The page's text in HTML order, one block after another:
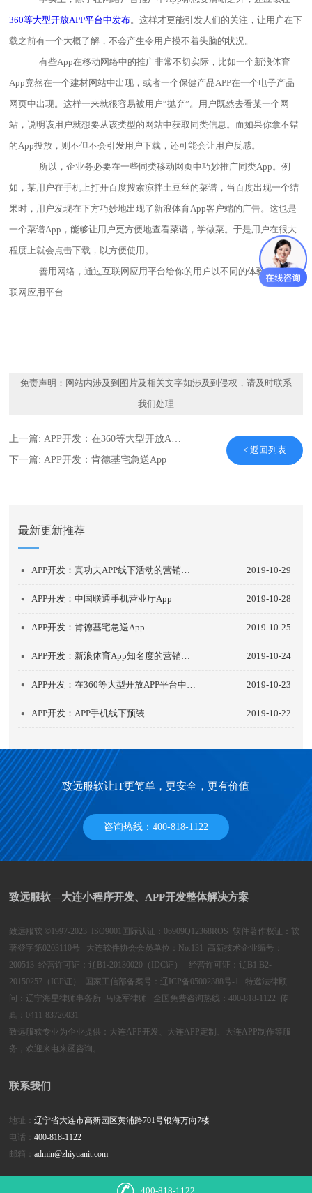
360等大型开放APP平台中发布。这样才更能引发人们的关注，让用户在下
载之前有一个大概了解，不会产生令用户摸不着头脑的状况。
有些App在移动网络中的推广非常不切实际，比如一个新浪体育
App竟然在一个建材网站中出现，或者一个保健产品APP在一个电子产品
网页中出现。这样一来就很容易被用户“抛弃”。用户既然去看某一个网
站，说明该用户就想要从该类型的网站中获取同类信息。而如果你拿不错
的App投放，则不但不会引发用户下载，还可能会让用户反感。
所以，企业务必要在一些同类移动网页中巧妙推广同类App。例
如，某用户在手机上打开百度搜索凉拌土豆丝的菜谱，当百度出现一个结
果时，用户发现在下方巧妙地出现了新浪体育App客户端的广告。这也是
一个菜谱App，能够让用户更方便地查看菜谱，学做菜。于是用户在很大
程度上就会点击下载，以方便使用。
善用网络，通过互联网应用平台给你的用户以不同的体验：APP互
联网 应用平台
免责声明：网站内涉及到图片及相关文字如涉及到侵权，请及时联系
我们处理
上一篇:APP开发：在360等大型开放APP平台中发布
下一篇:APP开发：肯德基宅急送App
< 返回列表
最新更新推荐
APP开发：真功夫APP线下活动的营销解析 2019-10-29
APP开发：中国联通手机营业厅App 2019-10-28
APP开发：肯德基宅急送App 2019-10-25
APP开发：新浪体育App知名度的营销解析 2019-10-24
APP开发：在360等大型开放APP平台中发布 2019-10-23
APP开发：APP手机线下预装 2019-10-22
致远服软让IT更简单，更安全，更有价值
咨询热线：400-818-1122
致远服软—大连小程序开发、APP开发整体解决方案
致远服软 ©1997-2023 ISO9001国际认证：06909Q12368ROS 软件著作权证：软
著登字第0203110号 大连软件协会会员单位：No.131 高新技术企业编号：
200513 经营许可证：辽B1-20130020（IDC证） 经营许可证：辽B1.B2-
20150257（ICP证） 国家工信部备案号：辽ICP备05002388号-1
特邀法律顾
问：辽宁海星律师事务所 马晓军律师 全国免费咨询热线：400-818-1122 传
真：0411-83726031
致远服软专业为企业提供： 大连APP开发、大连APP定制、大连APP制作等服
务，欢迎来电来函咨询。
联系我们
地址：辽宁省大连市高新园区黄浦路701号银海万向7楼
电话：400-818-1122
邮箱：admin@zhiyuanit.com
400-818-1122